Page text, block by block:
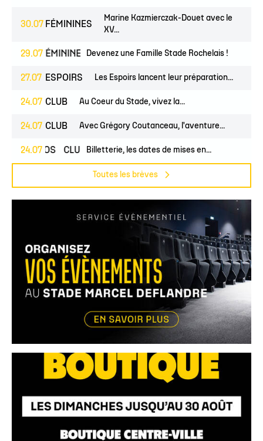
30.07 FÉMININES
Marine Kazmierczak-Douet avec le
XV...
29.07
FÉMININES CLUB
Devenez une Famille Stade Rochelais !
27.07 ESPOIRS Les Espoirs lancent leur préparation...
24.07 CLUB Au Coeur du Stade, vivez la...
24.07 CLUB Avec Grégory Coutanceau, l'aventure...
24.07
PROS CLUB Billetterie, les dates de mises en...
Toutes les brèves